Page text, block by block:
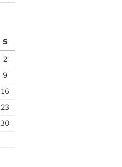
S
2
9
16
23
30